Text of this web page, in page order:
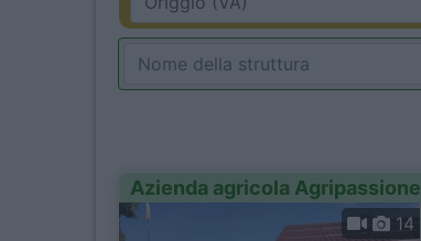
Azienda agricola Agripassione
14